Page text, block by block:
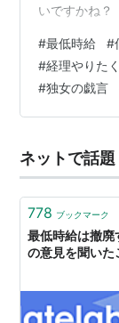
いですかね？
#最低時給 #
#経理やりた
#独女の戯言
ネットで話題
778 ブックマーク
最低時給は撤
の意見を聞いた